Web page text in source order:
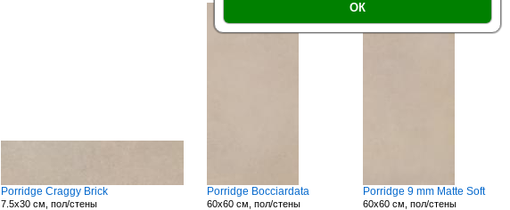
ОК
Porridge Craggy Brick
7.5x30 см, пол/стены
Porridge Bocciardata
60x60 см, пол/стены
Porridge 9 mm Matte Soft
60x60 см, пол/стены